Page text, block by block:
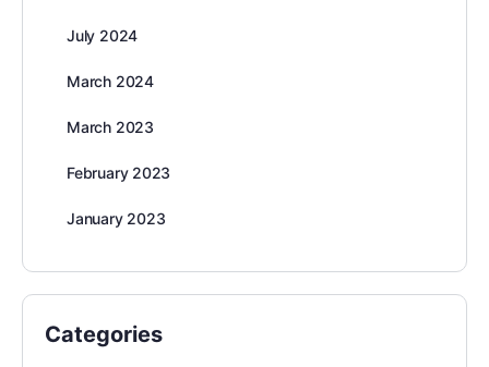
July 2024
March 2024
March 2023
February 2023
January 2023
Categories